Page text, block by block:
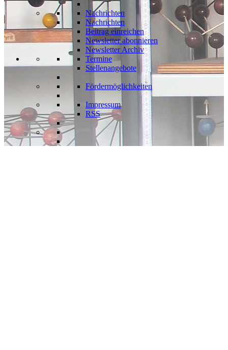
Nachrichten
Nachrichten
Beitrag einreichen
Newsletter abonnieren
Newsletter Archiv
Termine
Stellenangebote
Fördermöglichkeiten
Impressum
RSS